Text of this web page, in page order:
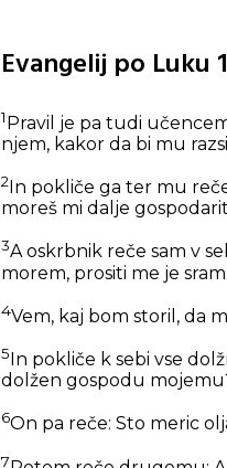
Evangelij po Luku
1Pravil je pa tudi
njem, kakor da bi mu
2 In pokliče ga ter mu
moreš mi dalje
3A oskrbnik reče sam v
morem, prositi me je sram.
4Vem, kaj bom storil, da
5 In pokliče k sebi vse
dolžen gospodu
6On pa reče: Sto meric
7